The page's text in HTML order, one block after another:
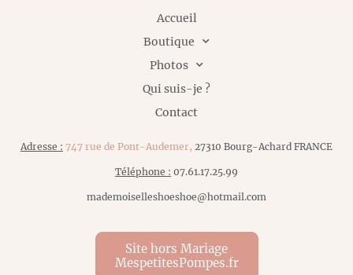
Accueil
Boutique
Photos
Qui suis-je ?
Contact
Adresse : 747 rue de Pont-Audemer, 27310 Bourg-Achard FRANCE
Téléphone : 07.61.17.25.99
mademoiselleshoeshoe@hotmail.com
Site hors Mariage
MespetitesPompes.fr